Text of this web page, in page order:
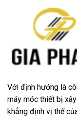
Với định hướng là
máy móc thiết bị
khẳng định vị thế